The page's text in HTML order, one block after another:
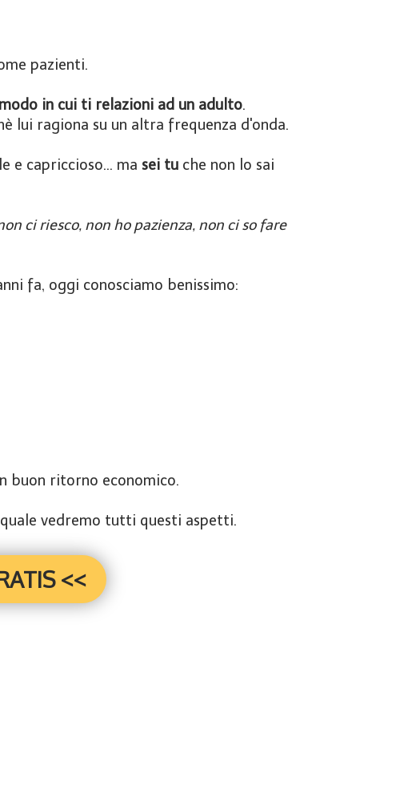
pazienti.
in cui ti relazioni ad un adulto.
lui ragiona su un altra frequenza d'onda.
e capriccioso... ma sei tu che non lo sai
ci riesco, non ho pazienza, non ci so fare
fa, oggi conosciamo benissimo:
buon ritorno economico.
vedremo tutti questi aspetti.
<<